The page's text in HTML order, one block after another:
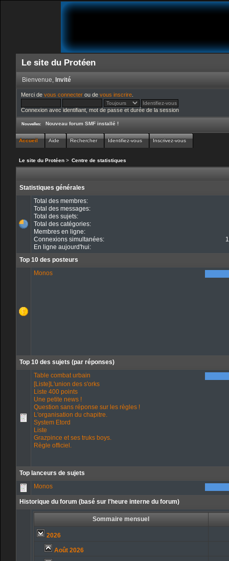
Le site du Protéen
Bienvenue, Invité
Merci de vous connecterou de vous inscrire.
Connexion avec identifiant, mot de passe et durée de la session
Nouvelles: Nouveau forum SMF installé !
Accueil Aide Rechercher Identifiez-vous Inscrivez-vous
Le site du Protéen > Centre de statistiques
Statistiques générales
Total des membres:
Total des messages:
Total des sujets:
Total des catégories:
Membres en ligne:
Connexions simultanées:
En ligne aujourd'hui:
Top 10 des posteurs
Monos
Top 10 des sujets (par réponses)
Table combat urbain
[Liste]L'union des s'orks
Liste 400 points
Une petite news !
Question sans réponse sur les règles !
L'organisation du chapitre.
System Etord
Liste
Grazpince et ses truks boys.
Règle officiel.
Top lanceurs de sujets
Monos
Historique du forum (basé sur l'heure interne du forum)
Sommaire mensuel
2026
Août 2026